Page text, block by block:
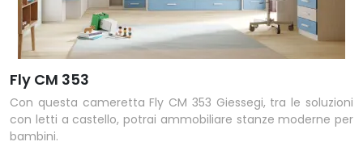
Fly CM 353
Con questa cameretta Fly CM 353 Giessegi, tra le soluzioni
con letti a castello, potrai ammobiliare stanze moderne per
bambini.